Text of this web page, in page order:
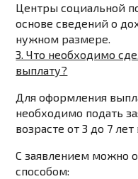
Центры социальной
основе сведений о
нужном размере.
3. Что необходимо
выплату?
Для оформления
необходимо подать
возрасте от 3 до 7
С заявлением можно
способом: